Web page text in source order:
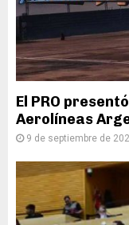
El PRO
Aerolíneas
9 de septiembre de